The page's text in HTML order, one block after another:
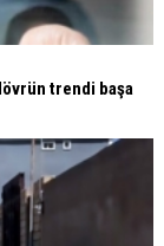
trendi başa